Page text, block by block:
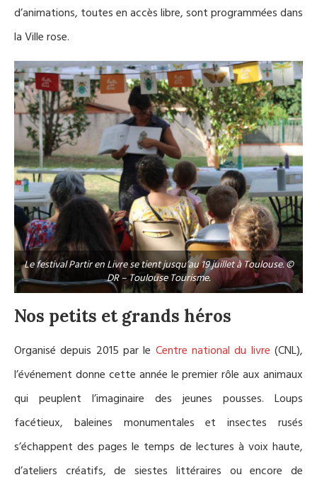
d’animations, toutes en accès libre, sont programméesdans
la Ville rose.
Le festival Partir en Livre se tient jusqu’au 19 juillet à Toulouse. ©
DR – Toulouse Tourisme.
Nos petits et grands héros
Organisé depuis 2015 par le Centre national du livre (CNL),
l’événement donne cette année le premier rôle aux animaux
qui peuplent l’imaginaire des jeunes pousses. Loups
facétieux, baleines monumentales et insectes rusés
s’échappent des pages le temps de lectures à voix haute,
d’ateliers créatifs, de siestes littéraires ou encore de